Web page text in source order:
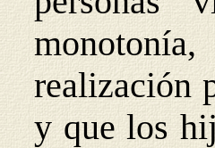
realización
y que los